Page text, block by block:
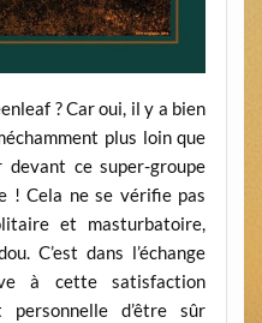
? Car oui, il y a bien
plus loin que
ce super-groupe
! Cela ne se vérifie pas
et masturbatoire,
C’est dans l’échange
à cette satisfaction
personnelle d’être sûr